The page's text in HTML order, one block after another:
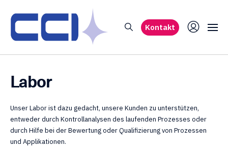
Kontakt
Labor
Unser Labor ist dazu gedacht, unsere Kunden zu unterstützen,
entweder durch Kontrollanalysen des laufenden Prozesses oder
durch Hilfe bei der Bewertung oder Qualifizierung von Prozessen
und Applikationen.